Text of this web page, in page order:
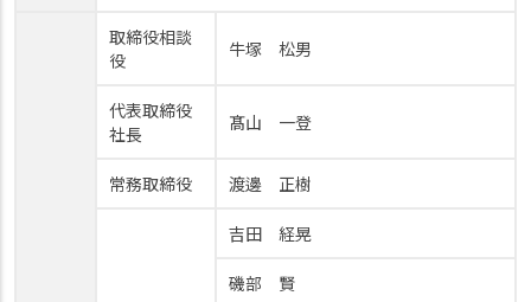
取締役相談
役
牛塚 松男
代表取締役
社長
髙山 一登
常務取締役 渡邊 正樹
吉田 経晃
磯部 賢